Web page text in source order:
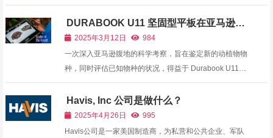
Toughbook FZ-40 或许是有史以来最受欢迎的 14英寸 完
全坚固耐用笔记本电脑。Toughbook 40 是货真价实的。
它是一款真正的坚固型笔记本电脑，而不是平板电脑或混
合型笔...
DURABOOK U11 坚固型平板在亚马逊森
林的“科学探索”
2025年3月12日
984
一次深入亚马逊腹地的科学考察，旨在鉴定新的动植物物
种，同时评估已知物种的状况，得益于 Durabook U11
尖端的坚固型平板电脑设备 “森林的尺度”项目由著名爬虫
学家 Damien Lecouvey 以及摄影师 Matthieu Berroneau
和 Vincent Premel 牵头，与基丘亚社区成员密切合...
Havis, Inc 公司是做什么？
2025年4月26日
995
Havis公司是一家美国制造商，为私营和公共企业、军队